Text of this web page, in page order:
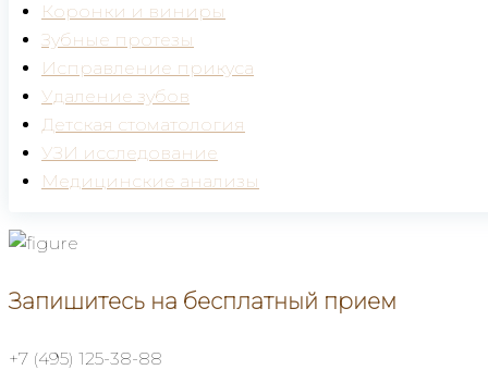
Коронки и виниры
Зубные протезы
Исправление прикуса
Удаление зубов
Детская стоматология
УЗИ исследование
Медицинские анализы
Запишитесь на бесплатный прием
+7 (495) 125-38-88